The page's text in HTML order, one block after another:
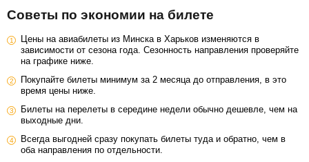
Советы по экономии на билете
Цены на авиабилеты из Минска в Харьков изменяются в
зависимости от сезона года. Сезонность направления проверяйте
на графике ниже.
Покупайте билеты минимум за 2 месяца до отправления, в это
время цены ниже.
Билеты на перелеты в середине недели обычно дешевле, чем на
выходные дни.
Всегда выгодней сразу покупать билеты туда и обратно, чем в
оба направления по отдельности.